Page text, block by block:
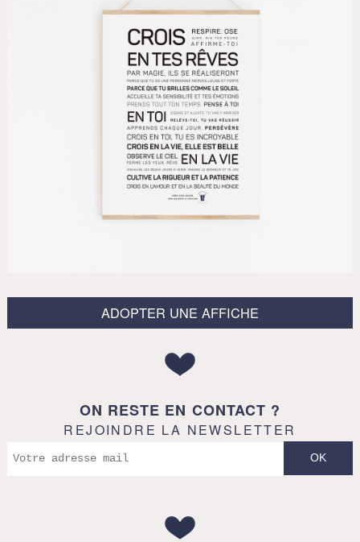
ADOPTER UNE AFFICHE
ON RESTE EN CONTACT ?
REJOINDRE LA NEWSLETTER